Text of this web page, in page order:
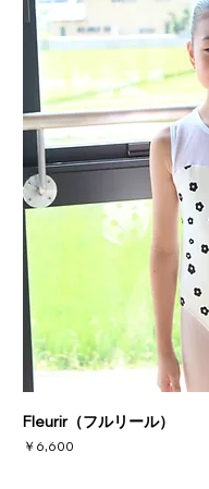
Fleurir（フルリール）
価格
￥6,600